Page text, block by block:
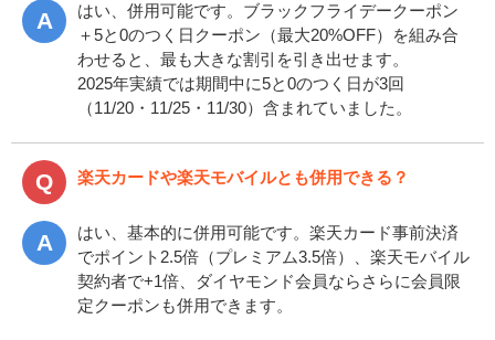
はい、併用可能です。ブラックフライデークーポン
＋5と0のつく日クーポン（最大20%OFF）を組み合
わせると、最も大きな割引を引き出せます。
2025年実績では期間中に5と0のつく日が3回
（11/20・11/25・11/30）含まれていました。
楽天カードや楽天モバイルとも併用できる？
はい、基本的に併用可能です。楽天カード事前決済
でポイント2.5倍（プレミアム3.5倍）、楽天モバイル
契約者で+1倍、ダイヤモンド会員ならさらに会員限
定クーポンも併用できます。